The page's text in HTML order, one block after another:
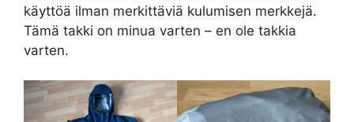
käyttöä ilman merkittäviä kulumisen merkkejä.
Tämä takki on minua varten – en ole takkia
varten.